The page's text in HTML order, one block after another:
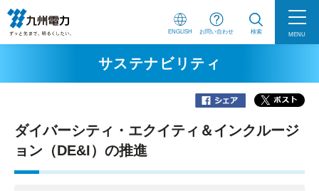
ENGLISH お問い合わせ 検索 MENU
サステナビリティ
ダイバーシティ・エクイティ＆インクルージ
ョン（DE&I）の推進